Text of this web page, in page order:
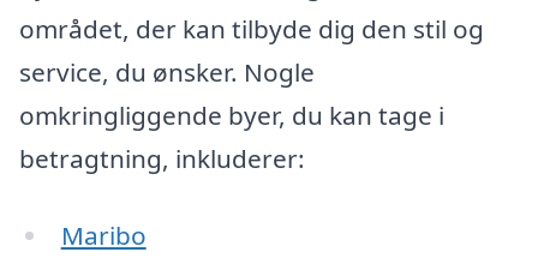
området, der kan tilbyde dig den stil og
service, du ønsker. Nogle
omkringliggende byer, du kan tage i
betragtning, inkluderer:
Maribo